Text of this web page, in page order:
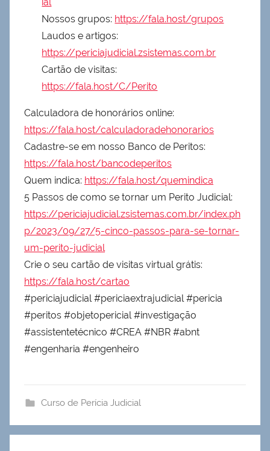
Nossos grupos: https://fala.host/grupos
Laudos e artigos:
https://periciajudicial.zsistemas.com.br
Cartão de visitas:
https://fala.host/C/Perito
Calculadora de honorários online:
https://fala.host/calculadoradehonorarios
Cadastre-se em nosso Banco de Peritos:
https://fala.host/bancodeperitos
Quem indica: https://fala.host/quemindica
5 Passos de como se tornar um Perito Judicial:
https://periciajudicial.zsistemas.com.br/index.ph
p/2023/09/27/5-cinco-passos-para-se-tornar-
um-perito-judicial
Crie o seu cartão de visitas virtual grátis:
https://fala.host/cartao
#periciajudicial #periciaextrajudicial #pericia
#peritos #objetopericial #investigação
#assistentetécnico #CREA #NBR #abnt
#engenharia #engenheiro
Curso de Perícia Judicial